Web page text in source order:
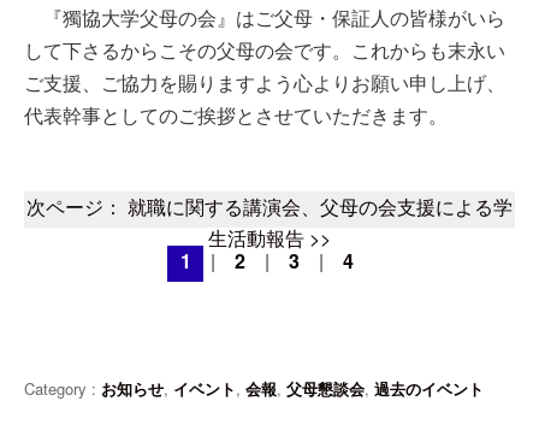
『獨協大学父母の会』はご父母・保証人の皆様がいら
して下さるからこその父母の会です。これからも末永い
ご支援、ご協力を賜りますよう心よりお願い申し上げ、
代表幹事としてのご挨拶とさせていただきます。
次ページ： 就職に関する講演会、父母の会支援による学
生活動報告 >>
1
| 2 | 3 | 4
Category : お知らせ, イベント, 会報, 父母懇談会, 過去のイベント